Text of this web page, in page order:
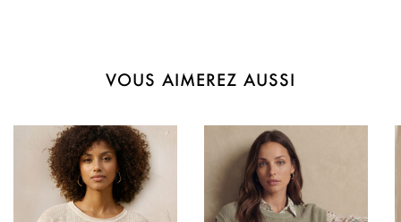
VOUS AIMEREZ AUSSI